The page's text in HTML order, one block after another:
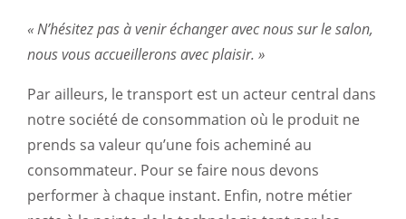
« N’hésitez pas à venir échanger avec nous sur le salon,
nous vous accueillerons avec plaisir. »
Par ailleurs, le transport est un acteur central dans
notre société de consommation où le produit ne
prends sa valeur qu’une fois acheminé au
consommateur. Pour se faire nous devons
performer à chaque instant. Enfin, notre métier